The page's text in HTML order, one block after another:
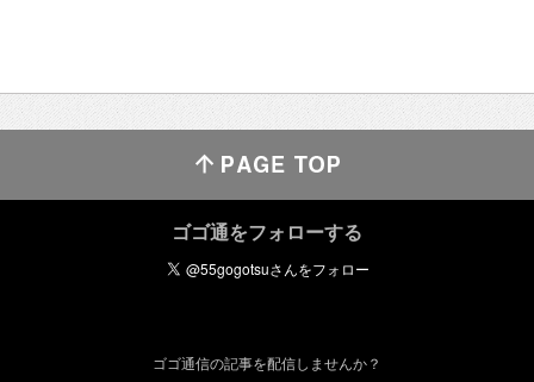
ゴゴ通をフォローする
ゴゴ通信の記事を配信しませんか？